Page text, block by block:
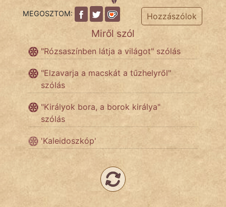
Jób Gedeon
mikkamakka
vörös ördög
nagyöreg
NapHold
Név nélkül
pszichopati
MEGOSZTOM: Hozzászólok
Miről szól
"Rózsaszínben látja a világot" szólás
"Elzavarja a macskát a tűzhelyről"
szólás
"Királyok bora, a borok királya"
szólás
'Kaleidoszkóp'